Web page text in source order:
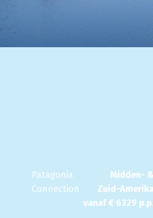
Patagonia
Connection
Midden- &
Zuid-
vanaf € 6329